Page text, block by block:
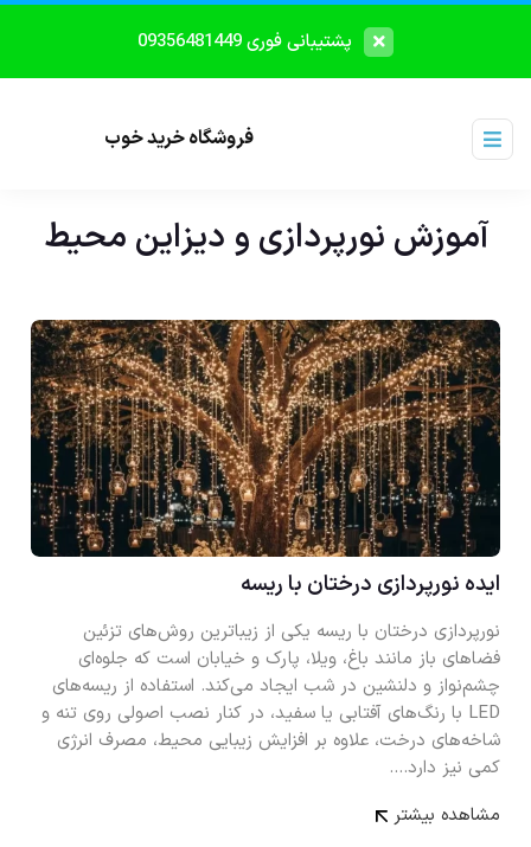
پشتیبانی فوری 09356481449
فروشگاه خرید خوب
آموزش نورپردازی و دیزاین محیط
ایده نورپردازی درختان با ریسه
نورپردازی درختان با ریسه یکی از زیباترین روش‌های تزئین
فضاهای باز مانند باغ، ویلا، پارک و خیابان است که جلوه‌ای
چشم‌نواز و دلنشین در شب ایجاد می‌کند. استفاده از ریسه‌های
LED با رنگ‌های آفتابی یا سفید، در کنار نصب اصولی روی تنه و
شاخه‌های درخت، علاوه بر افزایش زیبایی محیط، مصرف انرژی
کمی نیز دارد.…
مشاهده بیشتر